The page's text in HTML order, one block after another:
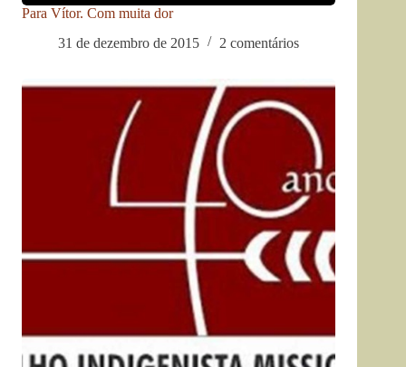
Para Vítor. Com muita dor
31 de dezembro de 2015
2 comentários